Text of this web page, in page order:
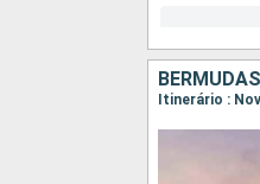
Itinerário :